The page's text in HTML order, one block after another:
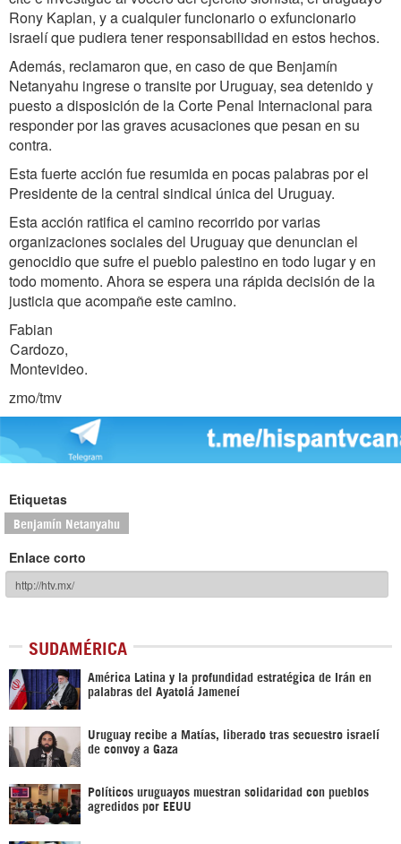
Rony Kaplan, y a cualquier funcionario o exfuncionario
israelí que pudiera tener responsabilidad en estos hechos.
Además, reclamaron que, en caso de que Benjamín
Netanyahu ingrese o transite por Uruguay, sea detenido y
puesto a disposición de la Corte Penal Internacional para
responder por las graves acusaciones que pesan en su
contra.
Esta fuerte acción fue resumida en pocas palabras por el
Presidente de la central sindical única del Uruguay.
Esta acción ratifica el camino recorrido por varias
organizaciones sociales del Uruguay que denuncian el
genocidio que sufre el pueblo palestino en todo lugar y en
todo momento. Ahora se espera una rápida decisión de la
justicia que acompañe este camino.
Fabian
Cardozo,
Montevideo.
zmo/tmv
Etiquetas
Benjamín Netanyahu
Enlace corto
SUDAMÉRICA
América Latina y la profundidad estratégica de Irán en
palabras del Ayatolá Jameneí
Uruguay recibe a Matías, liberado tras secuestro israelí
de convoy a Gaza
Políticos uruguayos muestran solidaridad con pueblos
agredidos por EEUU